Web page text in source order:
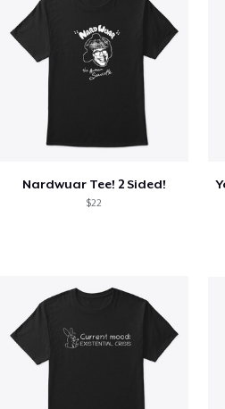
Nardwuar Tee! 2 Sided!
$22